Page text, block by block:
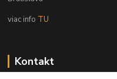
viac info TU
Kontakt